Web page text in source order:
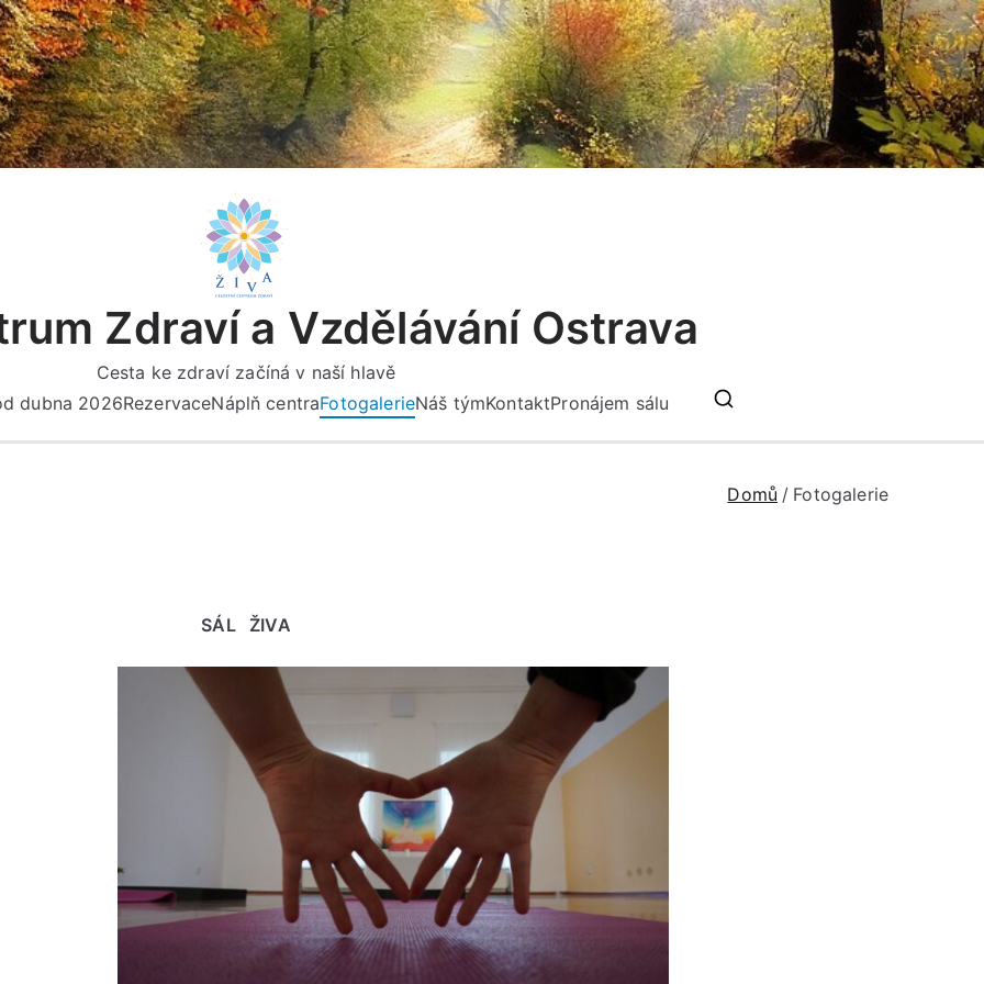
Zdraví a Vzdělávání Ostrava
Cesta ke zdraví začíná v naší hlavě
dubna 2026RezervaceNáplň centraFotogalerieNáš týmKontaktPronájem sálu
Domů Fotogalerie
SÁL ŽIVA